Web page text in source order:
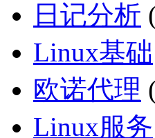
日记分析
Linux基础
欧诺代理
Linux服务